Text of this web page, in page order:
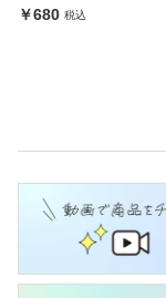
￥680 税込